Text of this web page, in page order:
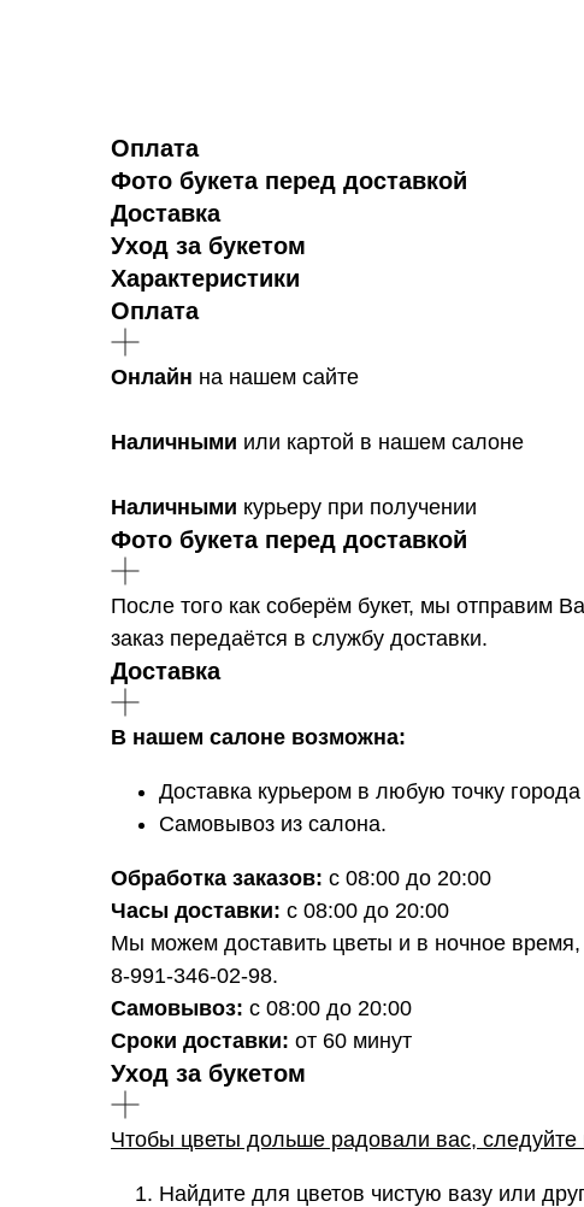
Оплата
Фото букета перед доставкой
Доставка
Уход за букетом
Характеристики
Оплата
Онлайн на нашем сайте
Наличными или картой в нашем салоне
Наличными курьеру при получении
Фото букета перед доставкой
После того как соберём букет, мы отправим
заказ передаётся в службу доставки.
Доставка
В нашем салоне возможна:
Доставка курьером в любую точку
Самовывоз из салона.
Обработка заказов: с 08:00 до 20:00
Часы доставки: с 08:00 до 20:00
Мы можем доставить цветы и в ночное
8-991-346-02-98.
Самовывоз: с 08:00 до 20:00
Сроки доставки: от 60 минут
Уход за букетом
Чтобы цветы дольше радовали вас,
Найдите для цветов чистую вазу или